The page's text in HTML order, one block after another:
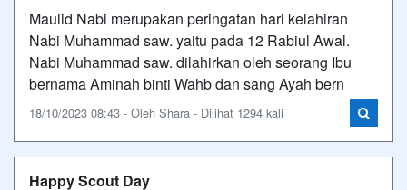
Maulid Nabi merupakan peringatan hari kelahiran
Nabi Muhammad saw. yaitu pada 12 Rabiul Awal.
Nabi Muhammad saw. dilahirkan oleh seorang Ibu
bernama Aminah binti Wahb dan sang Ayah bern
18/10/2023 08:43 - Oleh Shara - Dilihat 1294 kali
Happy Scout Day